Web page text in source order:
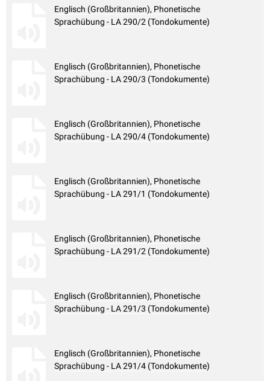
Englisch (Großbritannien), Phonetische
Sprachübung - LA 290/2 (Tondokumente)
Englisch (Großbritannien), Phonetische
Sprachübung - LA 290/3 (Tondokumente)
Englisch (Großbritannien), Phonetische
Sprachübung - LA 290/4 (Tondokumente)
Englisch (Großbritannien), Phonetische
Sprachübung - LA 291/1 (Tondokumente)
Englisch (Großbritannien), Phonetische
Sprachübung - LA 291/2 (Tondokumente)
Englisch (Großbritannien), Phonetische
Sprachübung - LA 291/3 (Tondokumente)
Englisch (Großbritannien), Phonetische
Sprachübung - LA 291/4 (Tondokumente)